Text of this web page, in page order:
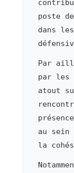
poste
dans
Par
par les
atout
au sein
la